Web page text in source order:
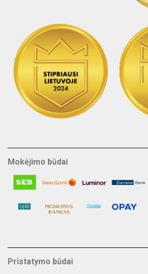
Mokėjimo būdai
Pristatymo būdai